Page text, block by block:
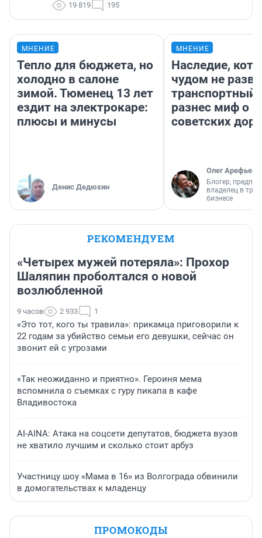
19 819 195
МНЕНИЕ
Тепло для бюджета, но
холодно в салоне
зимой. Тюменец 13 лет
ездит на электрокаре:
плюсы и минусы
Денис Дедюхин
МНЕНИЕ
Наследие,
чудом не
транспортный
разнес миф о
советских
Олег Арефьев
Блогер,
владелец в
бизнесе
РЕКОМЕНДУЕМ
«Четырех мужей потеряла»: Прохор
Шаляпин проболтался о новой
возлюбленной
9 часов 2 933 1
«Это тот, кого ты травила»: прикамца приговорили к
22 годам за убийство семьи его девушки, сейчас он
звонит ей с угрозами
«Так неожиданно и приятно». Героиня мема
вспомнила о съемках с гуру пикапа в кафе
Владивостока
AI-AINA: Атака на соцсети депутатов, бюджета вузов
не хватило лучшим и сколько стоит арбуз
Участницу шоу «Мама в 16» из Волгограда обвинили
в домогательствах к младенцу
ПРОМОКОДЫ